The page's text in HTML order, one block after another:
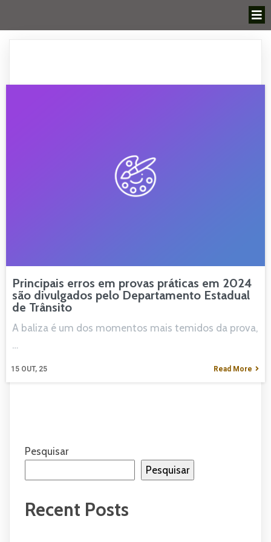
Principais erros em provas práticas em 2024
são divulgados pelo Departamento Estadual
de Trânsito
15 OUT, 25
A baliza é um dos momentos mais temidos da prova,
…
Read More
Pesquisar
Pesquisar
Recent Posts